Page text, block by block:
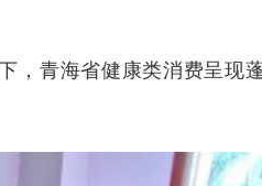
青海省健康类消费呈现